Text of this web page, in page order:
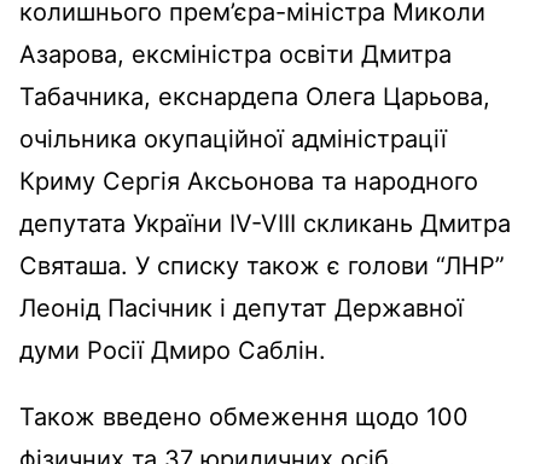
колишнього прем’єра-міністра Миколи
Азарова, ексміністра освіти Дмитра
Табачника, екснардепа Олега Царьова,
очільника окупаційної адміністрації
Криму Сергія Аксьонова та народного
депутата України IV-VIII скликань Дмитра
Святаша. У списку також є голови “ЛНР”
Леонід Пасічник і депутат Державної
думи Росії Дмиро Саблін.
Також введено обмеження щодо 100